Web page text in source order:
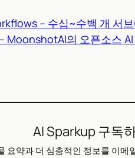
– 수십~수백 개 서
MoonshotAI의 오픈소스
AI Sparkup 구독
요약과 더 심층적인 정보를 이메